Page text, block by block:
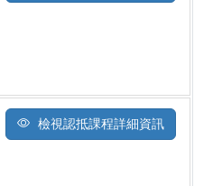
檢視認抵課程詳細資訊